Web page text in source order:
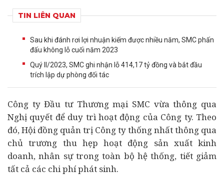
TIN LIÊN QUAN
Sau khi đánh rơi lợi nhuận kiếm được nhiều năm, SMC phấn
đấu không lỗ cuối năm 2023
Quý II/2023, SMC ghi nhận lỗ 414,17 tỷ đồng và bắt đầu
trích lập dự phòng đối tác
Công ty Đầu tư Thương mại SMC vừa thông qua
Nghị quyết để duy trì hoạt động của Công ty. Theo
đó, Hội đồng quản trị Công ty thống nhất thông qua
chủ trương thu hẹp hoạt động sản xuất kinh
doanh, nhân sự trong toàn bộ hệ thống, tiết giảm
tất cả các chi phí phát sinh.